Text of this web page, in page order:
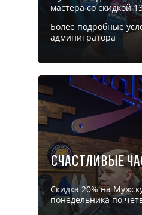
мастера со скидкой
Более подробные
админитратора
Счастливые
Скидка 20% на
понедельника по